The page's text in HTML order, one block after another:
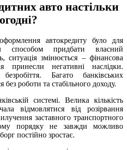
авто настільки
автокредиту було для
способом придбати власний
ситуація змінюється – фінансова
принесли негативні наслідки.
Багато банківських
роботи та стабільного доходу.
системі. Велика кількість
відмовлятися від розірвання
заставного транспортного
порядку не завжди можливо
постійно зростає.